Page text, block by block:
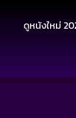
ดูหนังใหม่